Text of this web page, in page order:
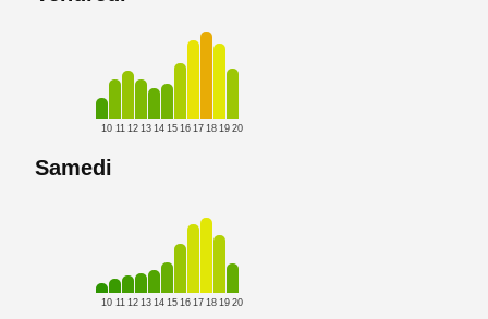
10 11 12 13 14 15 16 17 18 19 20
Samedi
10 11 12 13 14 15 16 17 18 19 20